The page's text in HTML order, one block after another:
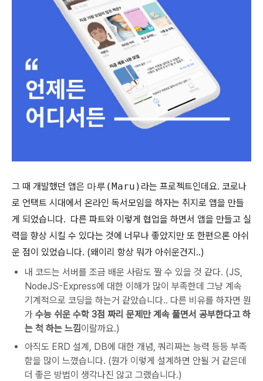
그 때 개발했던 앱은 마루(Maru) 라는 프로젝트인데요. 코로나
로 언택트 시대에서 온라인 독서모임을 하자는 취지로 앱을 만들
게 되었습니다. 다른 파트와 이렇게 협업을 하면서 앱을 만들고 실
력을 향상 시킬 수 있다는 것에 너무나 좋았지만 또 한편으론 아쉬
운 점이 있었습니다. (왜이리 항상 뭐가 아쉬운건지..)
내 코드는 서버를 조금 배운 사람도 짤 수 있을 것 같다. (JS,
NodeJS-Express에 대한 이해가 많이 부족한데 그냥 계속
기계적으로 코딩을 하는거 같았습니다.. 다른 비유를 하자면 뭔
가 수능 쉬운 수학 3점 짜리 문제만 계속 풀면서 공부한다고 하
는 척 하는 느낌 이랄까요.)
아직도 ERD 설계, DB에 대한 개념, 쿼리짜는 능력 등등 부족
함을 많이 느꼈습니다. (뭔가 이렇게 설계하면 안될 거 같은데
더 좋은 방법이 생각나진 않고 그랬습니다.)